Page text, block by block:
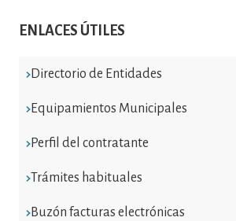
ENLACES ÚTILES
Directorio de Entidades
Equipamientos Municipales
Perfil del contratante
Trámites habituales
Buzón facturas electrónicas